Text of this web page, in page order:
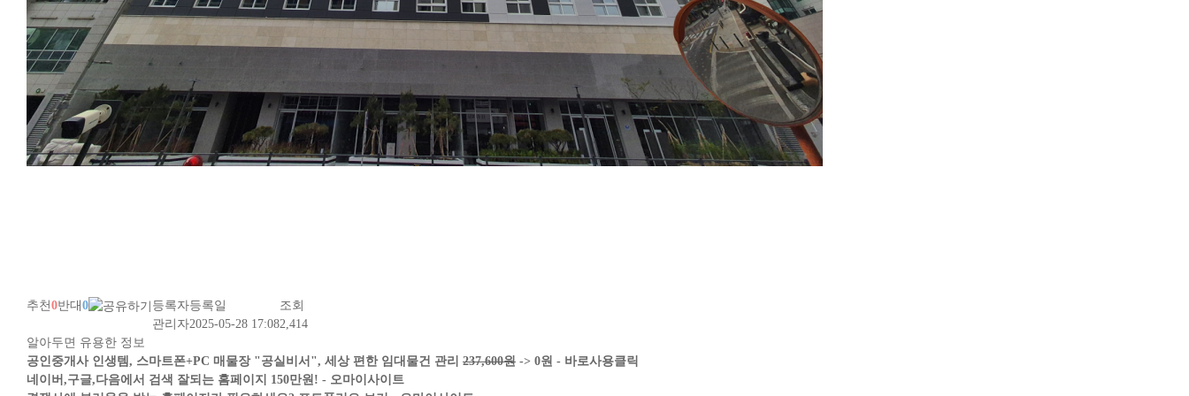
추천0반대0
등록자
관리자
등록일
2025-05-28 17:08
조회
2,414
알아두면 유용한 정보
공인중개사 인생템, 스마트폰+PC 매물장 "공실비서", 세상 편한 임대물건 관리 237,600원 -> 0원 - 바로사용클릭
네이버,구글,다음에서 검색 잘되는 홈페이지 150만원! - 오마이사이트